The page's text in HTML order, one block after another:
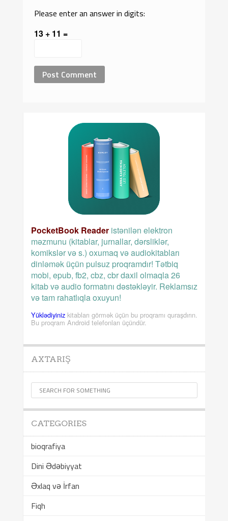
Please enter an answer in digits:
13 + 11 =
PocketBook Readeristənilən elektron
məzmunu (kitablar, jurnallar, dərsliklər,
komikslər və s.) oxumaq və audiokitabları
dinləmək üçün pulsuz proqramdır! Tətbiq
mobi, epub, fb2, cbz, cbr daxil olmaqla 26
kitab və audio formatını dəstəkləyir. Reklamsız
və tam rahatlıqla oxuyun!
Yüklədiyinizkitabları görmək üçün bu proqramı quraşdırın.
Bu proqram Android telefonları üçündür.
AXTARIŞ
CATEGORIES
bioqrafiya
Dini Ədəbiyyat
Əxlaq və İrfan
Fiqh